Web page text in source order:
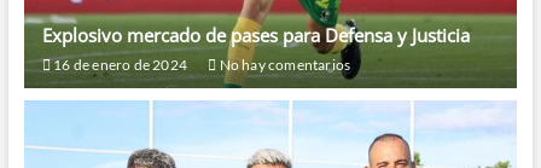
Explosivo mercado de pases para Defensa y Justicia
16 de enero de 2024 No hay comentarios